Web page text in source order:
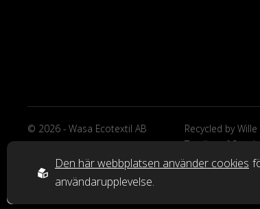
© 2026 - Wasa Ecotextil AB
Recycled by
Textiles of
varumärken från
Den här webbplatsen använder cookies
användarupplevelse.